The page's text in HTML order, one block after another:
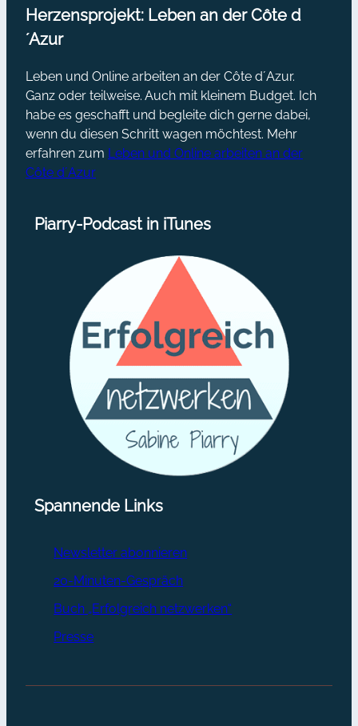
Herzensprojekt: Leben an der Côte d
´Azur
Leben und Online arbeiten an der Côte d´Azur.
Ganz oder teilweise. Auch mit kleinem Budget. Ich
habe es geschafft und begleite dich gerne dabei,
wenn du diesen Schritt wagen möchtest. Mehr
erfahren zum Leben und Online arbeiten an der
Côte d´Azur
Piarry-Podcast in iTunes
Spannende Links
Newsletter abonnieren
20-Minuten-Gespräch
Buch „Erfolgreich netzwerken“
Presse